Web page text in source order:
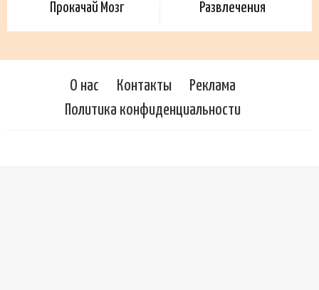
Прокачай Мозг Развлечения
О нас Контакты
Реклама
Политика конфиденциальности